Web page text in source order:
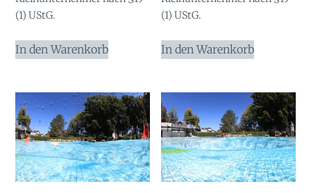
(1) UStG.
In den Warenkorb
(1) UStG.
In den Warenkorb